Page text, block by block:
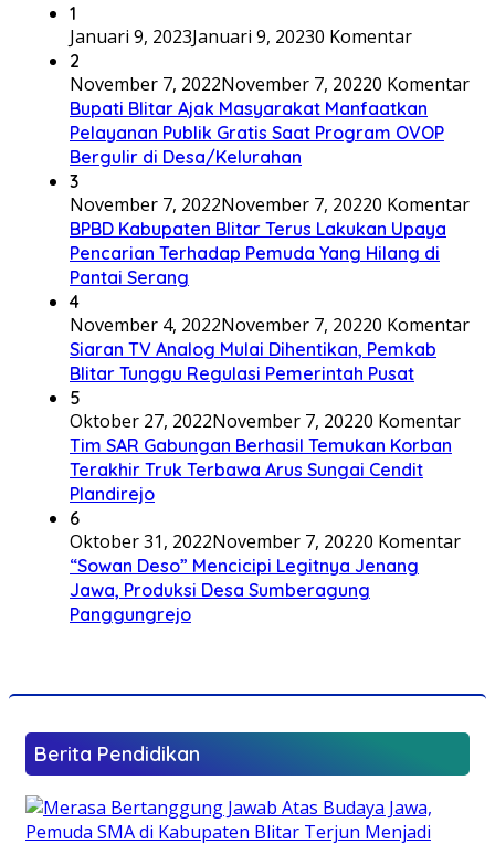
1
Januari 9, 2023Januari 9, 20230 Komentar
2
November 7, 2022November 7, 20220 Komentar
Bupati Blitar Ajak Masyarakat Manfaatkan
Pelayanan Publik Gratis Saat Program OVOP
Bergulir di Desa/Kelurahan
3
November 7, 2022November 7, 20220 Komentar
BPBD Kabupaten Blitar Terus Lakukan Upaya
Pencarian Terhadap Pemuda Yang Hilang di
Pantai Serang
4
November 4, 2022November 7, 20220 Komentar
Siaran TV Analog Mulai Dihentikan, Pemkab
Blitar Tunggu Regulasi Pemerintah Pusat
5
Oktober 27, 2022November 7, 20220 Komentar
Tim SAR Gabungan Berhasil Temukan Korban
Terakhir Truk Terbawa Arus Sungai Cendit
Plandirejo
6
Oktober 31, 2022November 7, 20220 Komentar
“Sowan Deso” Mencicipi Legitnya Jenang
Jawa, Produksi Desa Sumberagung
Panggungrejo
Berita Pendidikan